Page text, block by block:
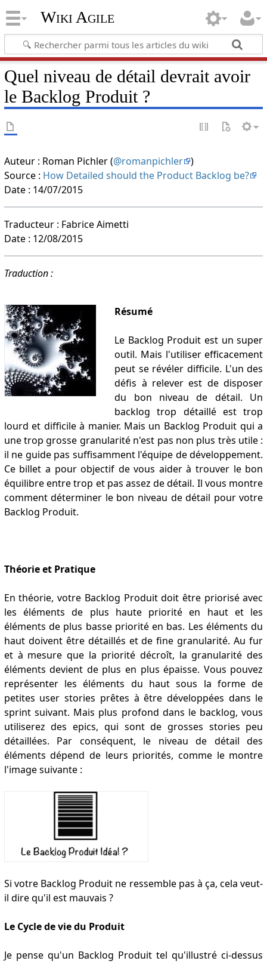
Wiki Agile
Quel niveau de détail devrait avoir
le Backlog Produit ?
Auteur : Roman Pichler (@romanpichler )
Source : How Detailed should the Product Backlog be?
Date : 14/07/2015
Traducteur : Fabrice Aimetti
Date : 12/08/2015
Traduction :
Résumé
Le Backlog Produit est un super
outil. Mais l'utiliser efficacement
peut se révéler difficile. L'un des
défis à relever est de disposer
du bon niveau de détail. Un
backlog trop détaillé est trop
lourd et difficile à manier. Mais un Backlog Produit qui a
une trop grosse granularité n'est pas non plus très utile :
il ne guide pas suffisamment l'équipe de développement.
Ce billet a pour objectif de vous aider à trouver le bon
équilibre entre trop et pas assez de détail. Il vous montre
comment déterminer le bon niveau de détail pour votre
Backlog Produit.
Théorie et Pratique
En théorie, votre Backlog Produit doit être priorisé avec
les éléments de plus haute priorité en haut et les
éléments de plus basse priorité en bas. Les éléments du
haut doivent être détaillés et de fine granularité. Au fur
et à mesure que la priorité décroît, la granularité des
éléments devient de plus en plus épaisse. Vous pouvez
représenter les éléments du haut sous la forme de
petites user stories prêtes à être développées dans le
sprint suivant. Mais plus profond dans le backlog, vous
utiliserez des epics, qui sont de grosses stories peu
détaillées. Par conséquent, le niveau de détail des
éléments dépend de leurs priorités, comme le montre
l'image suivante :
Si votre Backlog Produit ne ressemble pas à ça, cela veut-
il dire qu'il est mauvais ?
Le Cycle de vie du Produit
Je pense qu'un Backlog Produit tel qu'illustré ci-dessus